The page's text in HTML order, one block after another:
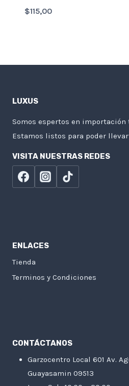
$115,00
LUXUS
Somos espertos en
Estamos listos para poder
VISITA NUESTRAS REDES
ENLACES
Tienda
Terminos y Condiciones
CONTÁCTANOS
Garzocentro Local 601 Av.
Guayasamin 09513